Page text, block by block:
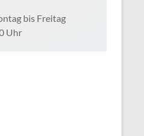
bis Freitag
Uhr